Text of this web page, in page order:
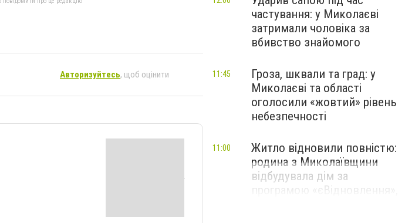
Авторизуйтесь, щоб оцінити
частування: у Миколаєві
затримали чоловіка за
вбивство знайомого
Гроза, шквали та град: у
Миколаєві та області
оголосили «жовтий» рівень
небезпечності
11:45
Житло відновили повністю:
родина з Миколаївщини
відбудувала дім за
програмою «єВідновлення»,
11:00